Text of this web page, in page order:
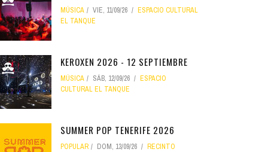
MÚSICA VIE, 11/09/26
ESPACIO CULTURAL
EL TANQUE
KEROXEN 2026 - 12 SEPTIEMBRE
MÚSICA SÁB, 12/09/26
ESPACIO
CULTURAL EL TANQUE
SUMMER POP TENERIFE 2026
POPULAR DOM, 13/09/26
RECINTO